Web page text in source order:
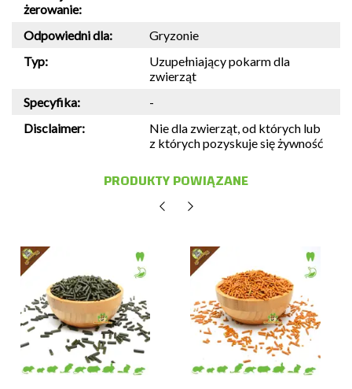
żerowanie:
Odpowiedni dla:
Gryzonie
Typ:
Uzupełniający pokarm dla
zwierząt
Specyfika:
-
Disclaimer:
Nie dla zwierząt, od których lub
z których pozyskuje się żywność
PRODUKTY POWIĄZANE